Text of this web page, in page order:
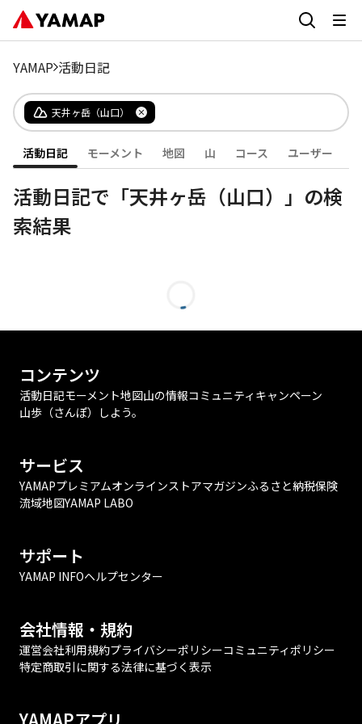
YAMAP 活動日記
天井ヶ岳（山口）
活動日記 モーメント 地図 山 コース ユーザー
活動日記で「天井ヶ岳（山口）」の検
索結果
コンテンツ
活動日記モーメント地図山の情報コミュニティ キャンペーン
山歩（さんぽ）しよう。
サービス
YAMAPプレミアムオンラインストアマガジンふるさと納税保険
流域地図YAMAP LABO
サポート
YAMAP INFOヘルプセンター
会社情報・規約
運営会社利用規約プライバシーポリシーコミュニティポリシー
特定商取引に関する法律に基づく表示